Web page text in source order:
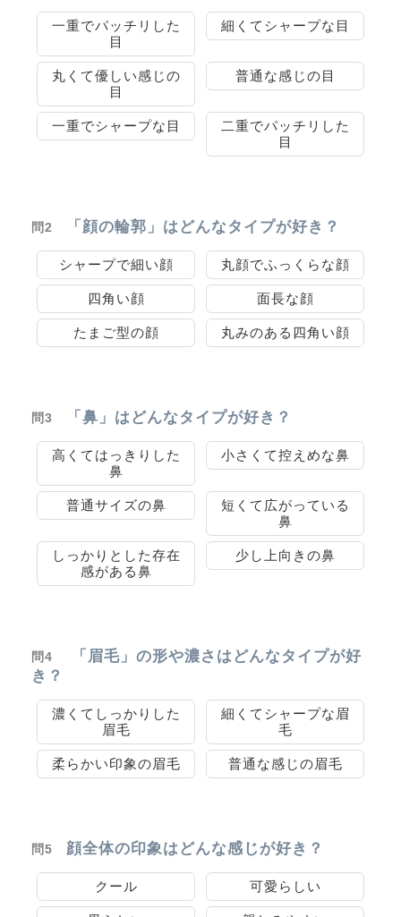
一重でパッチリした
目
細くてシャープな目
丸くて優しい感じの
目
普通な感じの目
一重でシャープな目
二重でパッチリした
目
問2 「顔の輪郭」はどんなタイプが好き？
シャープで細い顔 丸顔でふっくらな顔
四角い顔 面長な顔
たまご型の顔 丸みのある四角い顔
問3 「鼻」はどんなタイプが好き？
高くてはっきりした
鼻
小さくて控えめな鼻
普通サイズの鼻
短くて広がっている
鼻
しっかりとした存在
感がある鼻
少し上向きの鼻
問4
「眉毛」の形や濃さはどんなタイプが好
き？
濃くてしっかりした
眉毛
細くてシャープな眉
毛
柔らかい印象の眉毛 普通な感じの眉毛
問5 顔全体の印象はどんな感じが好き？
クール 可愛らしい